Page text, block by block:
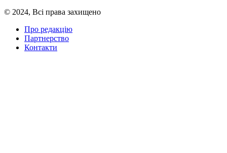
© 2024, Всі права захищено
Про редакцію
Партнерство
Контакти